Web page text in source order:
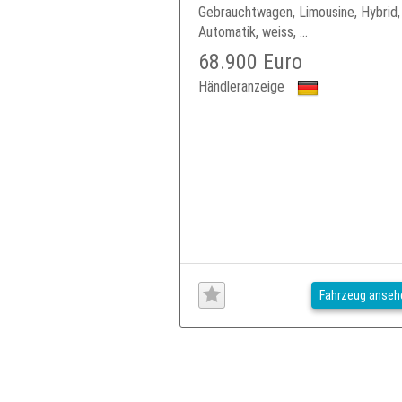
Gebrauchtwagen, Limousine, Hybrid,
Automatik, weiss, ...
68.900 Euro
Händleranzeige
Fahrzeug